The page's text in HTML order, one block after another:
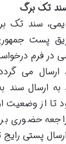
سند تک
پست
در فرم
ارسال می
ارسال سند
تا از وضعیت
حضوری
ارسال پستی